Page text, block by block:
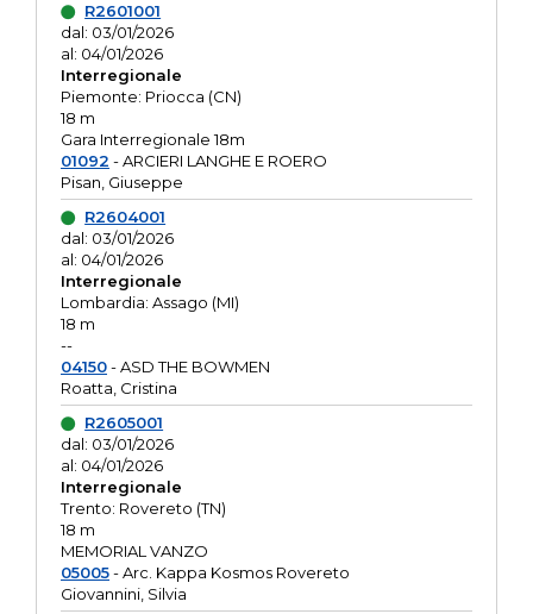
R2601001
dal: 03/01/2026
al: 04/01/2026
Interregionale
Piemonte: Priocca (CN)
18 m
Gara Interregionale 18m
01092 - ARCIERI LANGHE E ROERO
Pisan, Giuseppe
R2604001
dal: 03/01/2026
al: 04/01/2026
Interregionale
Lombardia: Assago (MI)
18 m
--
04150- ASD THE BOWMEN
Roatta, Cristina
R2605001
dal: 03/01/2026
al: 04/01/2026
Interregionale
Trento: Rovereto (TN)
18 m
MEMORIAL VANZO
05005- Arc. Kappa Kosmos Rovereto
Giovannini, Silvia